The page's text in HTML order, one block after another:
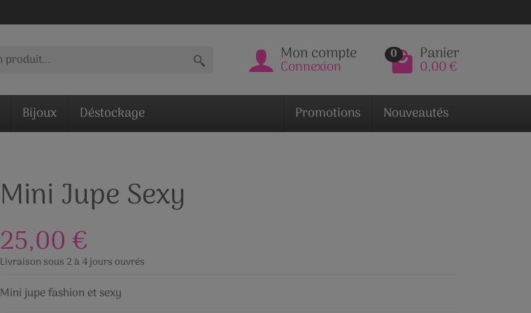
Mon compte
Connexion
0 Panier
0,00 €
Bijoux Déstockage Promotions Nouveautés
Mini Jupe Sexy
25,00 €
Livraison sous 2 à 4 jours ouvrés
Mini jupe fashion et sexy